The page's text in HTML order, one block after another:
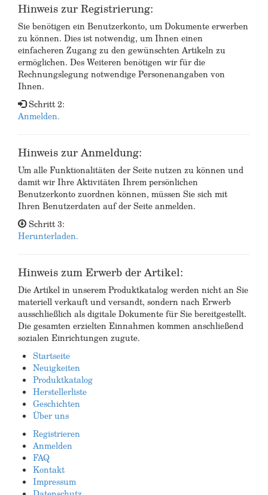
Hinweis zur Registrierung:
Sie benötigen ein Benutzerkonto, um Dokumente erwerben
zu können. Dies ist notwendig, um Ihnen einen
einfacheren Zugang zu den gewünschten Artikeln zu
ermöglichen. Des Weiteren benötigen wir für die
Rechnungslegung notwendige Personenangaben von
Ihnen.
Schritt 2:
Anmelden.
Hinweis zur Anmeldung:
Um alle Funktionalitäten der Seite nutzen zu können und
damit wir Ihre Aktivitäten Ihrem persönlichen
Benutzerkonto zuordnen können, müssen Sie sich mit
Ihren Benutzerdaten auf der Seite anmelden.
Schritt 3:
Herunterladen.
Hinweis zum Erwerb der Artikel:
Die Artikel in unserem Produktkatalog werden nicht an Sie
materiell verkauft und versandt, sondern nach Erwerb
ausschließlich als digitale Dokumente für Sie bereitgestellt.
Die gesamten erzielten Einnahmen kommen anschließend
sozialen Einrichtungen zugute.
Startseite
Neuigkeiten
Produktkatalog
Herstellerliste
Geschichten
Über uns
Registrieren
Anmelden
FAQ
Kontakt
Impressum